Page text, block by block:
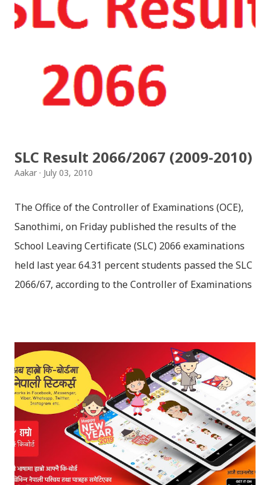
भैलो)- सुरसुधा नोट: यी अपलोड गरिएका गितसंगितहरु व्यावसायिक
प्रायोजनको लागि प्रयोग नगर्न आग्रह गर्दछौँ । इन्टरनेटमा भेटिएका
हौँ । तपाई यदि यी गित संगितको सर्जक हुनुहुन्छ र गित संगित यहाँबाट
हटाउनुपर्ने भए जानकारी गराउनुहोला । फेरी एकपटक शुभ दिपावलीको
हार्दिक मंगलमय शुभकामना व्यक्त गर्दछौँ ।
SLC Result 2066/2067 (2009-2010)
Aakar July 03, 2010
The Office of the Controller of Examinations (OCE),
Sanothimi, on Friday published the results of the
School Leaving Certificate (SLC) 2066 examinations
held last year. 64.31 percent students passed the SLC
2066/67, according to the Controller of Examinations
Download the file and search your ‘symbol number’.
Congratulations to all, who passed SLC this year. And
if you want to see your results with marks then, you
can follow THT (symbol no. and birth date required).
Download SLC Result 2066/2067 (2009-2010) :
REGULAR: EXEMPTED: Distinction --------------- First
division First division Second Division Second
Division Third Division Third Division Withheld